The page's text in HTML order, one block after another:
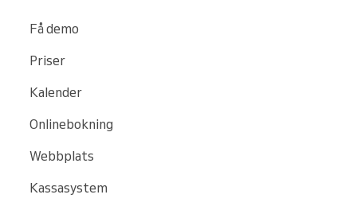
Få demo
Priser
Kalender
Onlinebokning
Webbplats
Kassasystem